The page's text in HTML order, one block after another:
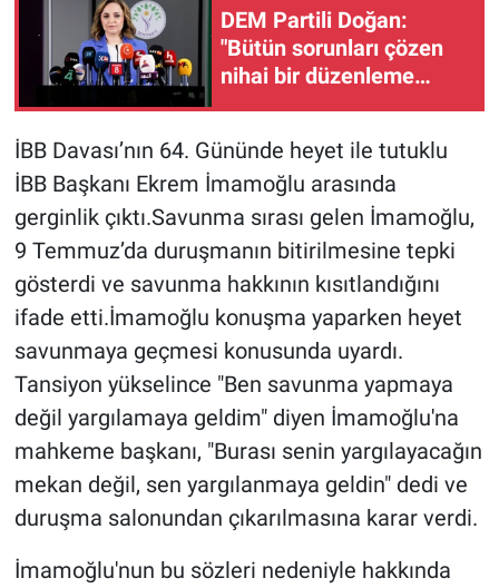
DEM Partili Doğan:
"Bütün sorunları çözen
nihai bir düzenleme
İBB Davası’nın 64. Gününde heyet ile tutuklu
İBB Başkanı Ekrem İmamoğlu arasında
gerginlik çıktı.Savunma sırası gelen İmamoğlu,
9 Temmuz’da duruşmanın bitirilmesine tepki
gösterdi ve savunma hakkının kısıtlandığını
ifade etti.İmamoğlu konuşma yaparken heyet
savunmaya geçmesi konusunda uyardı.
Tansiyon yükselince "Ben savunma yapmaya
değil yargılamaya geldim" diyen İmamoğlu'na
mahkeme başkanı, "Burası senin yargılayacağın
mekan değil, sen yargılanmaya geldin" dedi ve
duruşma salonundan çıkarılmasına karar verdi.
İmamoğlu'nun bu sözleri nedeniyle hakkında